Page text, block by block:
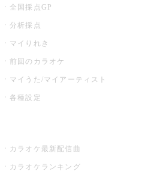
全国採点GP
分析採点
マイりれき
前回のカラオケ
マイうた/マイアーティスト
各種設定
カラオケ最新配信曲
カラオケランキング